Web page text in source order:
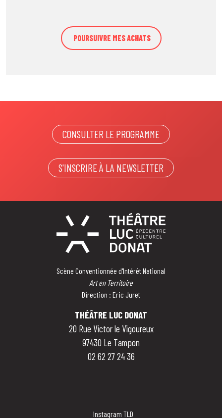
CONSULTER LE PROGRAMME
S'INSCRIRE À LA NEWSLETTER
Scène Conventionnée d'Intérêt National
Art en Territoire
Direction : Eric Juret
THÉÂTRE LUC DONAT
20 Rue Victor le Vigoureux
97430 Le Tampon
02 62 27 24 36
Instagram TLD